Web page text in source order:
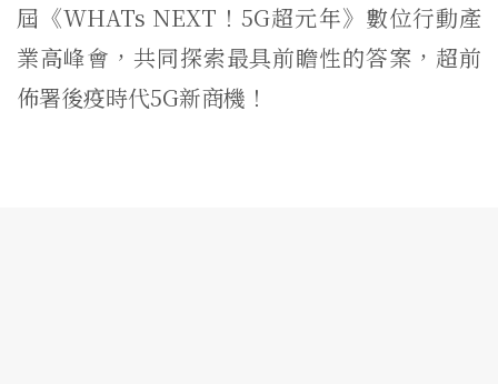
屆《WHATs NEXT！5G超元年》數位行動產
業高峰會，共同探索最具前瞻性的答案，超前
佈署後疫時代5G新商機！